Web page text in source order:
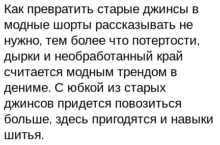
Как превратить старые джинсы в
модные шорты рассказывать не
нужно, тем более что потертости,
дырки и необработанный край
считается модным трендом в
дениме. С юбкой из старых
джинсов придется повозиться
больше, здесь пригодятся и навыки
шитья.